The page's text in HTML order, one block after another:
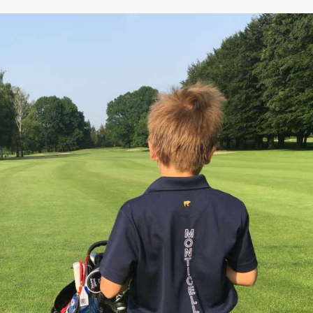
- 22 aprile 2018
Virginia!
31 Marzo - 1 aprile 2018
Primavera 2018
2018
Iscrizioni corsi primavera
marzo 2018
KIDS MILAN LOCAL TOUR
marzo 2018